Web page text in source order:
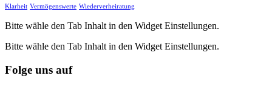
Klarheit Vermögenswerte Wiederverheiratung
Bitte wähle den Tab Inhalt in den Widget Einstellungen.
Bitte wähle den Tab Inhalt in den Widget Einstellungen.
Folge uns auf